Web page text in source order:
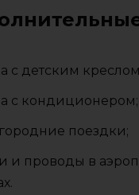
с детским
с кондиционером;
поездки;
и проводы в